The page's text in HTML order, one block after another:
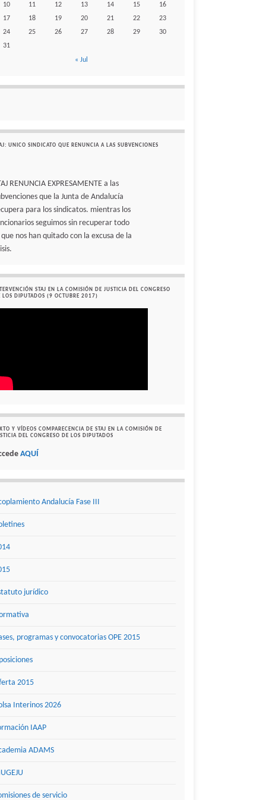
10
11 12 13 14 15
16
17
18 19 20 21 22
23
24
25 26 27 28 29
30
31
« Jul
UNICO SINDICATO QUE RENUNCIA A LAS SUBVENCIONES
RENUNCIA EXPRESAMENTE a las
que la Junta de Andalucía
para los sindicatos. mientras los
seguimos sin recuperar todo
que nos han quitado con la excusa de la
STAJ EN LA COMISIÓN DE JUSTICIA DEL CONGRESO
LOS DIPUTADOS (9 OCTUBRE 2017)
Y VÍDEOS COMPARECENCIA DE STAJ EN LA COMISIÓN DE
DEL CONGRESO DE LOS DIPUTADOS
AQUÍ
Andalucía Fase III
jurídico
programas y convocatorias OPE 2015
2015
Interinos 2026
IAAP
ADAMS
de servicio